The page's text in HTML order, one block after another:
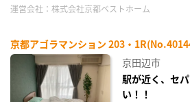
運営会社： 株式会社京都ベストホーム
京都アゴラマンション 203・
京田辺市
駅が近く、セ
い！！